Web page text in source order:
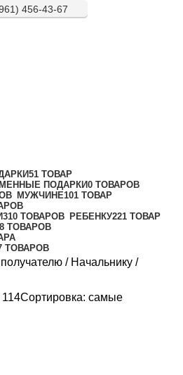
456-43-67
51 ТОВАР
ПОДАРКИ0 ТОВАРОВ
МУЖЧИНЕ101 ТОВАР
310 ТОВАРОВ РЕБЕНКУ221 ТОВАР
ТОВАРОВ
ТОВАРОВ
/ Начальнику /
Сортировка: самые